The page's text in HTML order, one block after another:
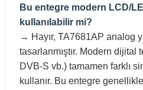
Bu entegre modern LCD/
kullanılabilir mi?
→ Hayır, TA7681AP analog
tasarlanmıştır. Modern dijital
DVB-S vb.) tamamen farklı
kullanır. Bu entegre